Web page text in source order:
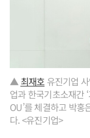
▲ 최재호 유진기업
업과 한국기초소재간
OU’를 체결하고 박홍
다. <유진기업>